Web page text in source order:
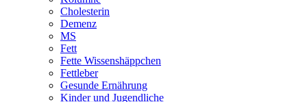
Cholesterin
Demenz
MS
Fett
Fette Wissenshäppchen
Fettleber
Gesunde Ernährung
Kinder und Jugendliche